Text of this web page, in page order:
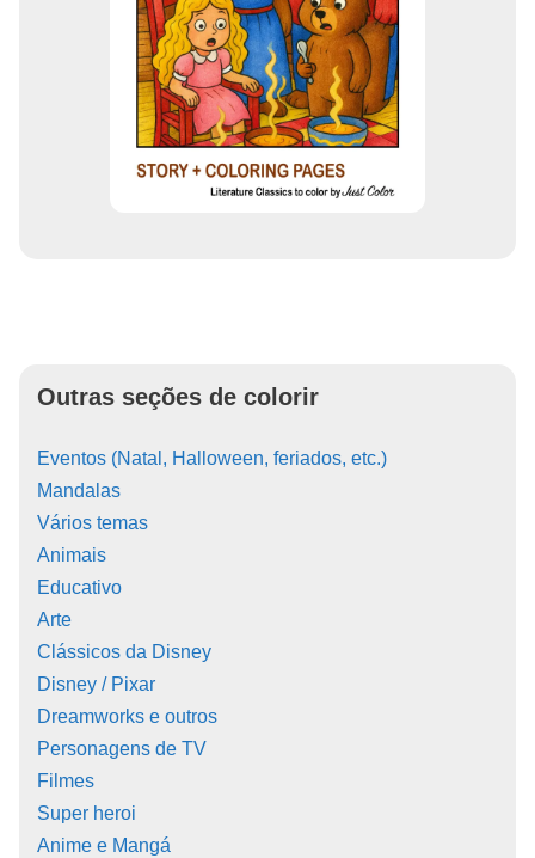
Outras seções de colorir
Eventos (Natal, Halloween, feriados, etc.)
Mandalas
Vários temas
Animais
Educativo
Arte
Clássicos da Disney
Disney / Pixar
Dreamworks e outros
Personagens de TV
Filmes
Super heroi
Anime e Mangá